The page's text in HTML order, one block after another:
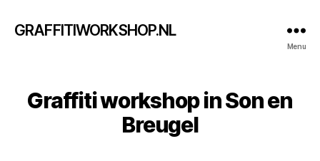
GRAFFITIWORKSHOP.NL
Menu
Graffiti workshop in Son en
Breugel